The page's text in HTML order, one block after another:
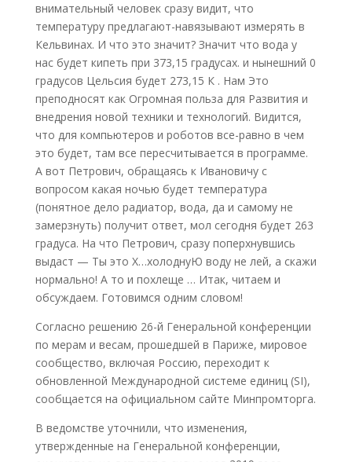
внимательный человек сразу видит, что
температуру предлагают-навязывают измерять в
Кельвинах. И что это значит? Значит что вода у
нас будет кипеть при 373,15 градусах. и нынешний 0
градусов Цельсия будет 273,15 К . Нам Это
преподносят как Огромная польза для Развития и
внедрения новой техники и технологий. Видится,
что для компьютеров и роботов все-равно в чем
это будет, там все пересчитывается в программе.
А вот Петрович, обращаясь к Ивановичу с
вопросом какая ночью будет температура
(понятное дело радиатор, вода, да и самому не
замерзнуть) получит ответ, мол сегодня будет 263
градуса. На что Петрович, сразу поперхнувшись
выдаст — Ты это Х…холоднуЮ воду не лей, а скажи
нормально! А то и похлеще … Итак, читаем и
обсуждаем. Готовимся одним словом!
Согласно решению 26-й Генеральной конференции
по мерам и весам, прошедшей в Париже, мировое
сообщество, включая Россию, переходит к
обновленной Международной системе единиц (SI),
сообщается на официальном сайте Минпромторга.
В ведомстве уточнили, что изменения,
утвержденные на Генеральной конференции,